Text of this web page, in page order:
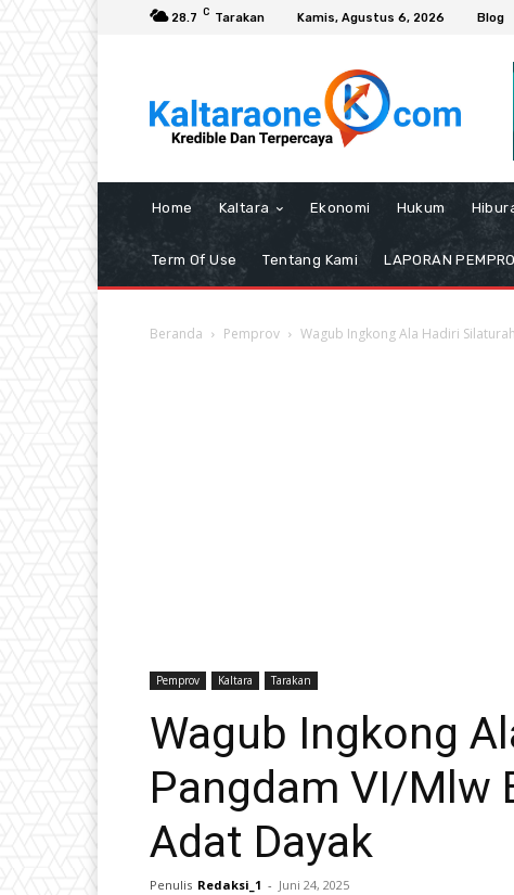
28.7 C Tarakan Kamis, Agustus 6, 2026 Blog
Home Kaltara Ekonomi Hukum
Term Of Use Tentang Kami LAPORAN
Beranda Pemprov Wagub Ingkong Ala Hadiri
Pemprov Kaltara Tarakan
Wagub Ingkong
Pangdam VI/Mlw
Adat Dayak
Penulis Redaksi_1 - Juni 24, 2025